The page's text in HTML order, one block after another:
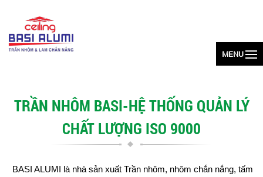
MENU
TRẦN NHÔM BASI-HỆ THỐNG QUẢN LÝ
CHẤT LƯỢNG ISO 9000
BASI ALUMI là nhà sản xuất Trần nhôm, nhôm chắn nắng, tấm